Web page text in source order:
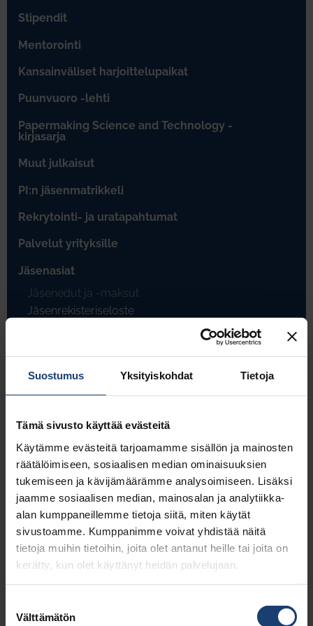
Suostumus Yksityiskohdat Tietoja
Tämä sivusto käyttää evästeitä
Käytämme evästeitä tarjoamamme sisällön ja mainosten
räätälöimiseen, sosiaalisen median ominaisuuksien
tukemiseen ja kävijämäärämme analysoimiseen. Lisäksi
jaamme sosiaalisen median, mainosalan ja analytiikka-
alan kumppaneillemme tietoja siitä, miten käytät
sivustoamme. Kumppanimme voivat yhdistää näitä
tietoja muihin tietoihin, joita olet antanut heille tai joita on
kerätty, kun olet käyttänyt heidän palvelujaan.
valinta
Välttämätön
Stipendit
Mentorointi
Kansainväliset harjoittelupaikat
Puunvuoro -lehti
Papermaking Science and Technology -
kirjasarja
Muut julkaisut
PI:n jäsenmatrikkeli
Rekrytointi- ja uratapahtumat
Palvelut yrityksille
Jäsenasiat
Jäsenedut ja -maksut
Jäsenrekisteriseloste
Ilmoitus Kannatusjäsenmaksusta
Ilmoitus Syntymäpäiväuutisesta
KYSY LISÄÄ
natalia.musina@puunjalostusinsinoorit.fi